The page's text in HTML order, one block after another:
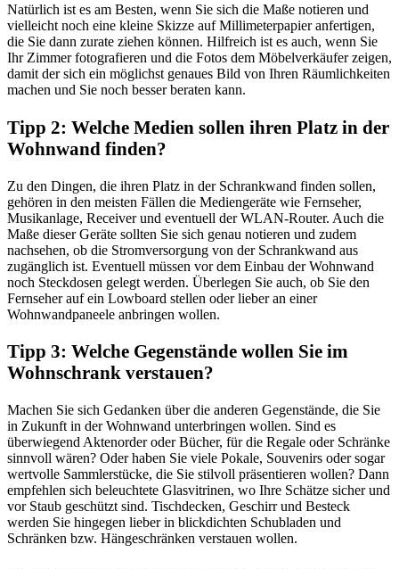
Natürlich ist es am Besten, wenn Sie sich die Maße notieren und
vielleicht noch eine kleine Skizze auf Millimeterpapier anfertigen,
die Sie dann zurate ziehen können. Hilfreich ist es auch, wenn Sie
Ihr Zimmer fotografieren und die Fotos dem Möbelverkäufer zeigen,
damit der sich ein möglichst genaues Bild von Ihren Räumlichkeiten
machen und Sie noch besser beraten kann.
Tipp 2: Welche Medien sollen ihren Platz in der
Wohnwand finden?
Zu den Dingen, die ihren Platz in der Schrankwand finden sollen,
gehören in den meisten Fällen die Mediengeräte wie Fernseher,
Musikanlage, Receiver und eventuell der WLAN-Router. Auch die
Maße dieser Geräte sollten Sie sich genau notieren und zudem
nachsehen, ob die Stromversorgung von der Schrankwand aus
zugänglich ist. Eventuell müssen vor dem Einbau der Wohnwand
noch Steckdosen gelegt werden. Überlegen Sie auch, ob Sie den
Fernseher auf ein Lowboard stellen oder lieber an einer
Wohnwandpaneele anbringen wollen.
Tipp 3: Welche Gegenstände wollen Sie im
Wohnschrank verstauen?
Machen Sie sich Gedanken über die anderen Gegenstände, die Sie
in Zukunft in der Wohnwand unterbringen wollen. Sind es
überwiegend Aktenorder oder Bücher, für die Regale oder Schränke
sinnvoll wären? Oder haben Sie viele Pokale, Souvenirs oder sogar
wertvolle Sammlerstücke, die Sie stilvoll präsentieren wollen? Dann
empfehlen sich beleuchtete Glasvitrinen, wo Ihre Schätze sicher und
vor Staub geschützt sind. Tischdecken, Geschirr und Besteck
werden Sie hingegen lieber in blickdichten Schubladen und
Schränken bzw. Hängeschränken verstauen wollen.